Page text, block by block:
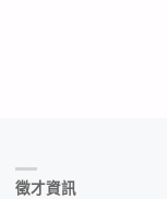
徵才資訊